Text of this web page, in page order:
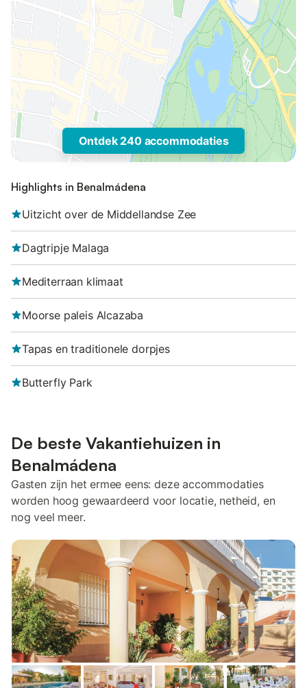
Ontdek 240 accommodaties
Highlights in Benalmádena
Uitzicht over de Middellandse Zee
Dagtripje Malaga
Mediterraan klimaat
Moorse paleis Alcazaba
Tapas en traditionele dorpjes
Butterfly Park
De beste Vakantiehuizen in
Benalmádena
Gasten zijn het ermee eens: deze accommodaties
worden hoog gewaardeerd voor locatie, netheid, en
nog veel meer.